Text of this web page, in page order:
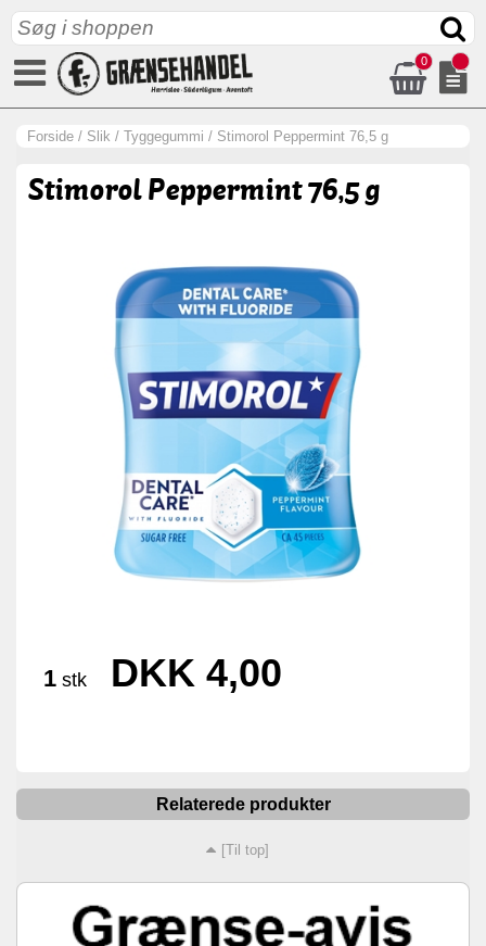
0
Forside / Slik / Tyggegummi / Stimorol Peppermint 76,5 g
Stimorol Peppermint 76,5 g
1 stk DKK 4,00
Relaterede produkter
[Til top]